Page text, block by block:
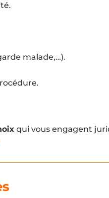
malade,…).
qui vous engagent